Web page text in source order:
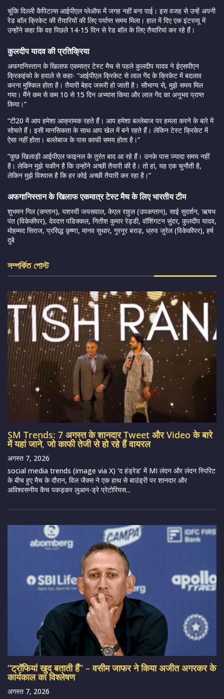
चूंकि दिल्ली कैपिटल्स आईपीएल प्लेऑफ में जगह नहीं बना पाई। इस वजह से उन्हें अपनी
रेड बाॅल क्रिकेट की तैयारियों की लिए पर्याप्त समय मिला। हाल में दिए एक इंटरव्यू में
उन्होंने कहा कि वह पिछले 14-15 दिन से रेड बाॅल के लिए तैयारियां कर रहे हैं।
कुलदीप यादव की प्रतिक्रिया
अफगानिस्तान के खिलाफ एकमात्र टेस्ट मैच से पहले कुलदीप यादव ने ईएसपीएन
क्रिकइंफो के हवाले से कहा- “आईपीएल क्रिकेट से लाल गेंद के क्रिकेट में बदलाव
करना मुश्किल होता है। तैयारी बेहद जरूरी हो जाती है। सौभाग्य से, मुझे समय मिल
गया। मैंने कम से कम 10 से 15 दिन अभ्यास किया और लाल गेंद का अनुभव प्राप्त
किया।”
“टी20 में आप हमेशा आक्रामक रहते हैं। आप हमेशा बल्लेबाज पर हमला करने के बारे में
सोचते हैं। इसी मानसिकता के साथ आप खेल में बने रहते हैं। लेकिन टेस्ट क्रिकेट में
ऐसा नहीं होता। बल्लेबाज के पास काफी समय होता है।”
“कुछ खिलाड़ी आईपीएल फाइनल के तुरंत बाद आ रहे हैं। उनके पास ज्यादा समय नहीं
है। लेकिन मुझे यकीन है कि उन्होंने अच्छी तैयारी की है। तो हां, यह एक चुनौती है,
लेकिन मुझे विश्वास है कि हर कोई अच्छी तैयारी कर रहा है।”
अफगानिस्तान के खिलाफ एकमात्र टेस्ट मैच के लिए भारतीय टीम
शुभमन गिल (कप्तान), यशस्वी जयसवाल, केएल राहुल (उपकप्तान), साई सुदर्शन, ऋषभ
पंत (विकेकीपर), देवदत्त पडिक्कल, नितीश कुमार रेड्डी, वॉशिंगटन सुंदर, कुलदीप यादव,
मोहम्मद सिराज, प्रसिद्ध कृष्णा, मानव सुथार, गुरनूर बराड़, ध्रुव जुरेल (विकेकीपर), हर्ष
दुबे
সম্পর্কিত পোস্ট
SM Trends: 7 अगस्त के शानदार Tweet और Video के बारे
में यहां जाने, जो काफी तेजी से हो रहे हैं वायरल
अगस्त 7, 2026
social media trends (image via X) ‘द हंड्रेड’ में MI लंदन और लंदन स्पिरिट
के बीच हुए मैच के दौरान, विल जैक्स ने एक हाथ से बाउंड्री पर शानदार और
अविश्वसनीय कैच पकड़कर लुआन-ड्रे प्रेटोरियस...
“ट्रॉफियां खुद बताती हैं” – वसीम जाफर ने किया अजीत अगरकर के
कार्यकाल का विश्लेषण
अगस्त 7, 2026